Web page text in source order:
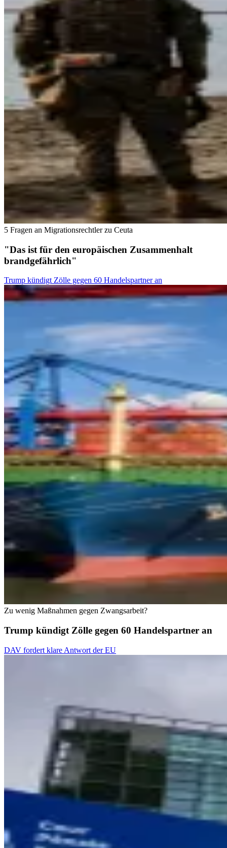
5 Fragen an Migrationsrechtler zu Ceuta
"Das ist für den europäischen Zusammenhalt
brandgefährlich"
Trump kündigt Zölle gegen 60 Handelspartner an
Zu wenig Maßnahmen gegen Zwangsarbeit?
Trump kündigt Zölle gegen 60 Handelspartner an
DAV fordert klare Antwort der EU